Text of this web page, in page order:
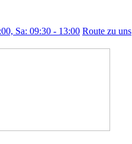
Sa: 09:30 - 13:00 Route zu uns